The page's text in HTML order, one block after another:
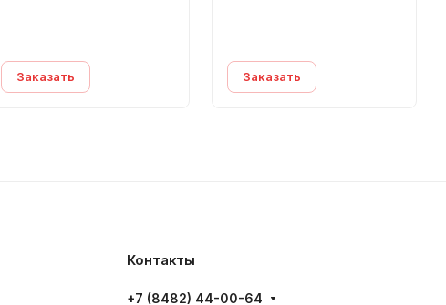
Заказать Заказать
Контакты
+7 (8482) 44-00-64